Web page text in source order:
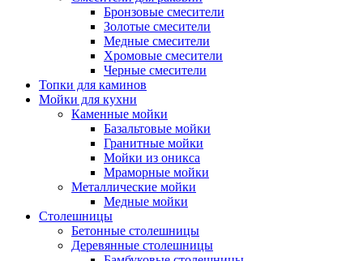
Бронзовые смесители
Золотые смесители
Медные смесители
Хромовые смесители
Черные смесители
Топки для каминов
Мойки для кухни
Каменные мойки
Базальтовые мойки
Гранитные мойки
Мойки из оникса
Мраморные мойки
Металлические мойки
Медные мойки
Столешницы
Бетонные столешницы
Деревянные столешницы